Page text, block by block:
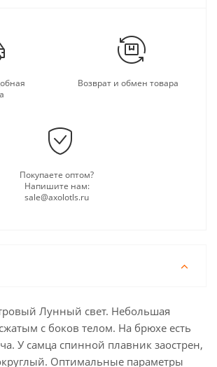
Возврат и обмен товара
Покупаете оптом?
Напишите нам:
sale@axolotls.ru
Лунный свет. Небольшая
с боков телом. На брюхе есть
У самца спинной плавник заострен,
Оптимальные параметры